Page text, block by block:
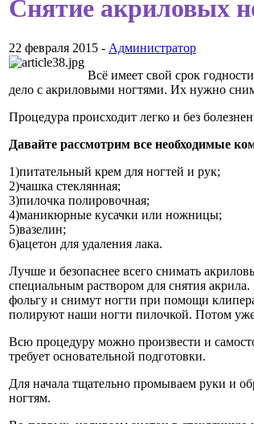
Снятие акриловых
22 февраля 2015 - Администратор
Всё имеет свой срок
дело с акриловыми ногтями. Их нужно
Процедура происходит легко и без
Давайте рассмотрим все необходимые
1)питательный крем для ногтей и рук;
2)чашка стеклянная;
3)пилочка полировочная;
4)маникюрные кусачки или ножницы;
5)вазелин;
6)ацетон для удаления лака.
Лучше и безопаснее всего снимать
специальным раствором для снятия
фольгу и снимут ногти при помощи
полируют наши ногти пилочкой. Потом
Всю процедуру можно произвести и
требует основательной подготовки.
Для начала тщательно промываем руки и
ногтям.